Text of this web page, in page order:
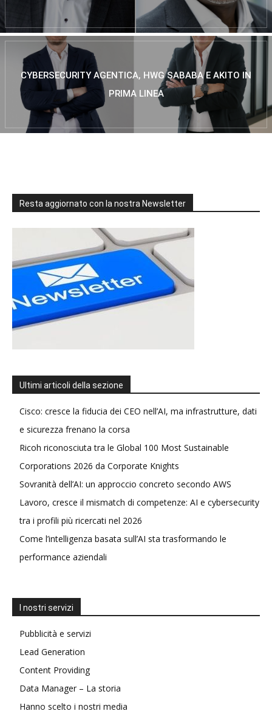
CYBERSECURITY AGENTICA, HWG SABABA E AKITO IN
PRIMA LINEA
Resta aggiornato con la nostra Newsletter
Ultimi articoli della sezione
Cisco: cresce la fiducia dei CEO nell’AI, ma infrastrutture, dati
e sicurezza frenano la corsa
Ricoh riconosciuta tra le Global 100 Most Sustainable
Corporations 2026 da Corporate Knights
Sovranità dell’AI: un approccio concreto secondo AWS
Lavoro, cresce il mismatch di competenze: AI e cybersecurity
tra i profili più ricercati nel 2026
Come l’intelligenza basata sull’AI sta trasformando le
performance aziendali
I nostri servizi
Pubblicità e servizi
Lead Generation
Content Providing
Data Manager – La storia
Hanno scelto i nostri media